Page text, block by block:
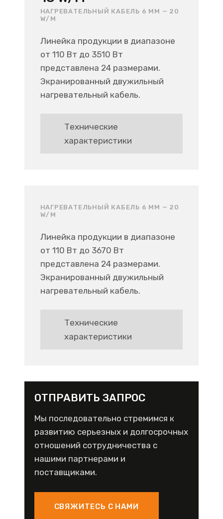
НАГРЕВАТЕЛЬНЫЙ КАБЕЛЬ 6 ММ — 20
W/M
Линейка продукции в диапазоне
от 110 Вт до 3510 Вт
представлена 24 размерами.
Экранированный двужильный
нагревательный кабель.
Технические
характеристики
НАГРЕВАТЕЛЬНЫЙ КАБЕЛЬ 6 ММ — 20
W/M
Линейка продукции в диапазоне
от 110 Вт до 3670 Вт
представлена 24 размерами.
Экранированный двужильный
нагревательный кабель.
Технические
характеристики
ОТПРАВИТЬ ЗАПРОС
Мы последовательно стремимся к
развитию серьезных и долгосрочных
отношений сотрудничества с
нашими партнерами и
поставщиками.
СВЯЖИТЕСЬ С НАМИ